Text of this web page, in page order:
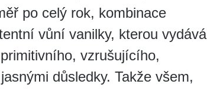
po celý rok, kombinace
vůní vanilky, kterou vydává
vzrušujícího,
důsledky. Takže všem,